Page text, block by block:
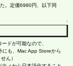
。定価6980円、以下同
↑
ドが可能なので、
にも、Mac App Storeから
ん）